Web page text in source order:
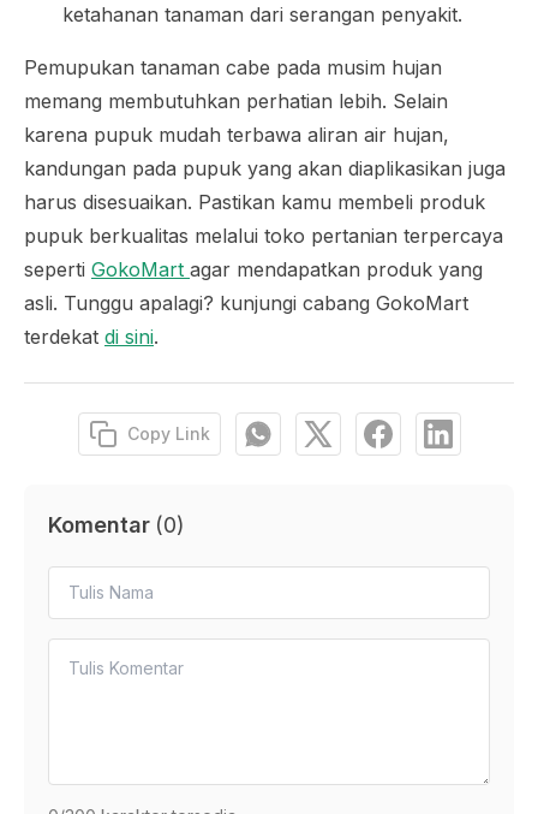
ketahanan tanaman dari serangan penyakit.
Pemupukan tanaman cabe pada musim hujan
memang membutuhkan perhatian lebih. Selain
karena pupuk mudah terbawa aliran air hujan,
kandungan pada pupuk yang akan diaplikasikan juga
harus disesuaikan. Pastikan kamu membeli produk
pupuk berkualitas melalui toko pertanian terpercaya
seperti GokoMart agar mendapatkan produk yang
asli. Tunggu apalagi? kunjungi cabang GokoMart
terdekat di sini.
Copy Link
Komentar (0)